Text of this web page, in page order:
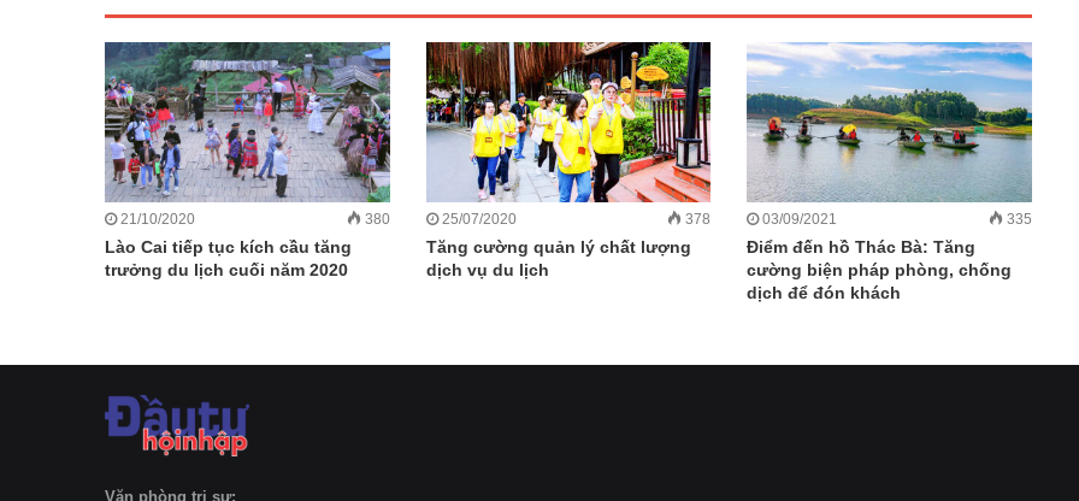
21/10/2020 380
Lào Cai tiếp tục kích cầu tăng
trưởng du lịch cuối năm 2020
25/07/2020 378
Tăng cường quản lý chất lượng
dịch vụ du lịch
03/09/2021 335
Điểm đến hồ Thác Bà: Tăng
cường biện pháp phòng, chống
dịch để đón khách
Văn phòng trị sự: